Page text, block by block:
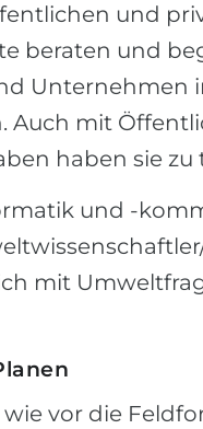
und
beraten und
Unternehmen
Auch mit
haben sie zu
und -
mit
vor die